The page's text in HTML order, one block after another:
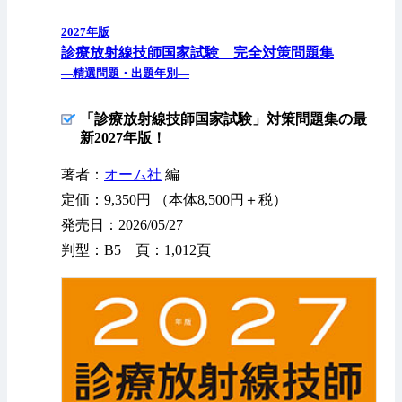
2027年版
診療放射線技師国家試験 完全対策問題集
—精選問題・出題年別—
「診療放射線技師国家試験」対策問題集の最
新2027年版！
著者： オーム社 編
定価：9,350円 （本体8,500円＋税）
発売日：2026/05/27
判型：B5 頁：1,012頁